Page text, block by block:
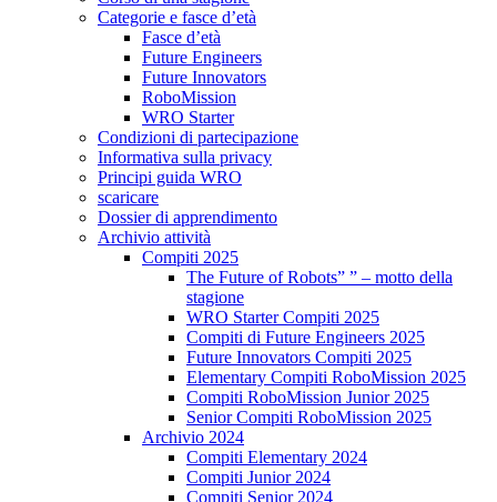
Categorie e fasce d’età
Fasce d’età
Future Engineers
Future Innovators
RoboMission
WRO Starter
Condizioni di partecipazione
Informativa sulla privacy
Principi guida WRO
scaricare
Dossier di apprendimento
Archivio attività
Compiti 2025
The Future of Robots” ” – motto della
stagione
WRO Starter Compiti 2025
Compiti di Future Engineers 2025
Future Innovators Compiti 2025
Elementary Compiti RoboMission 2025
Compiti RoboMission Junior 2025
Senior Compiti RoboMission 2025
Archivio 2024
Compiti Elementary 2024
Compiti Junior 2024
Compiti Senior 2024